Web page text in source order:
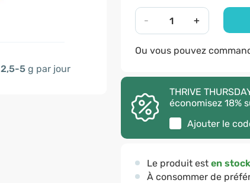
2,5-5g par jour
- +
Ou vous pouvez
THRIVE
économisez 18%
Ajouter le
Le produit est en stock
À consommer de